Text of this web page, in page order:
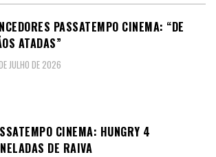
PASSATEMPO CINEMA: “DE
ATADAS”
JULHO DE 2026
CINEMA: HUNGRY 4
DE RAIVA